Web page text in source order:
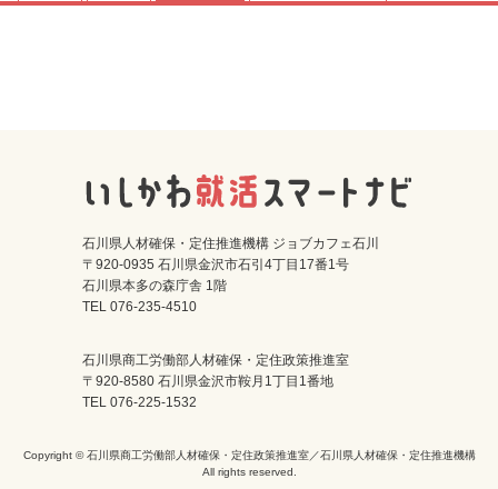
石川県人材確保・定住推進機構 ジョブカフェ石川
〒920-0935 石川県金沢市石引4丁目17番1号
石川県本多の森庁舎 1階
TEL 076-235-4510
石川県商工労働部人材確保・定住政策推進室
〒920-8580 石川県金沢市鞍月1丁目1番地
TEL 076-225-1532
Copyright © 石川県商工労働部人材確保・定住政策推進室／石川県人材確保・定住推進機構
All rights reserved.